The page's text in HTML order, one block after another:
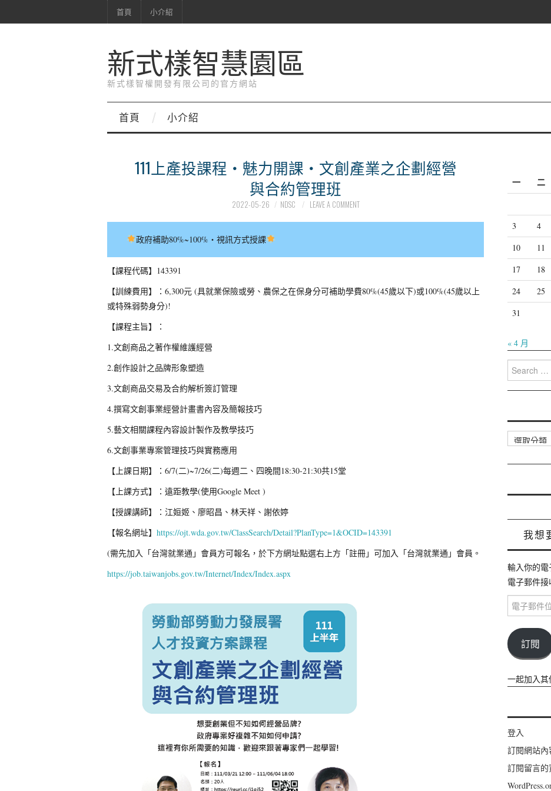
首頁 小介紹
新式樣智慧園區
新式樣智權開發有限公司的官方網站
首頁 小介紹
111上產投課程‧魅力開課‧文創產業之企劃經營
與合約管理班
2022-05-26 NDSC LEAVE A COMMENT
政府補助80%~100%‧視訊方式授課
【課程代碼】143391
【訓練費用】：6,300元 (具就業保險或勞、農保之在保身分可補助學費80%(45歲以下)或100%(45歲以上
或特殊弱勢身分)!
【課程主旨】：
1.文創商品之著作權維護經營
2.創作設計之品牌形象塑造
3.文創商品交易及合約解析簽訂管理
4.撰寫文創事業經營計畫書內容及簡報技巧
5.藝文相關課程內容設計製作及教學技巧
6.文創事業專案管理技巧與實務應用
【上課日期】：6/7(二)~7/26(二)每週二、四晚間18:30-21:30共15堂
【上課方式】：遠距教學(使用Google Meet )
【授課講師】：江姮姬、廖昭昌、林天祥、謝依婷
【報名網址】 https://ojt.wda.gov.tw/ClassSearch/Detail?PlanType=1&OCID=143391
(需先加入「台灣就業通」會員方可報名，於下方網址點選右上方「註冊」可加入「台灣就業通」會員。
https://job.taiwanjobs.gov.tw/Internet/Index/Index.aspx
一 二
3
4
10
11
17
18
24
25
31
« 4 月
Search
for:
分
類
我想
輸入你的
電子郵件接
電
子
件
位
址
訂閱
一起加入其
登入
訂閱網站
訂閱留言